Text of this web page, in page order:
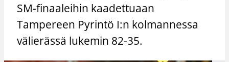
SM-finaaleihin kaadettuaan
Tampereen Pyrintö I:n kolmannessa
välierässä lukemin 82-35.